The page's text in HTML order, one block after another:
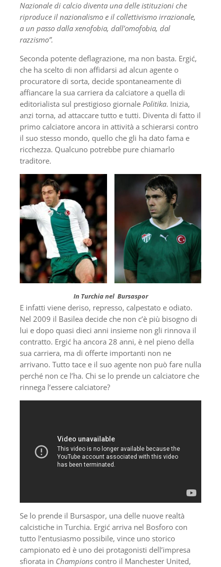
Nazionale di calcio diventa una delle istituzioni che
riproduce il nazionalismo e il collettivismo irrazionale,
a un passo dalla xenofobia, dall’omofobia, dal
razzismo”.
Seconda potente deflagrazione, ma non basta. Ergić,
che ha scelto di non affidarsi ad alcun agente o
procuratore di sorta, decide spontaneamente di
affiancare la sua carriera da calciatore a quella di
editorialista sul prestigioso giornale Politika. Inizia,
anzi torna, ad attaccare tutto e tutti. Diventa di fatto il
primo calciatore ancora in attività a schierarsi contro
il suo stesso mondo, quello che gli ha dato fama e
ricchezza. Qualcuno potrebbe pure chiamarlo
traditore.
In Turchia nel Bursaspor
E infatti viene deriso, represso, calpestato e odiato.
Nel 2009 il Basilea decide che non c’è più bisogno di
lui e dopo quasi dieci anni insieme non gli rinnova il
contratto. Ergić ha ancora 28 anni, è nel pieno della
sua carriera, ma di offerte importanti non ne
arrivano. Tutto tace e il suo agente non può fare nulla
perché non ce l’ha. Chi se lo prende un calciatore che
rinnega l’essere calciatore?
Se lo prende il Bursaspor, una delle nuove realtà
calcistiche in Turchia. Ergić arriva nel Bosforo con
tutto l’entusiasmo possibile, vince uno storico
campionato ed è uno dei protagonisti dell’impresa
sfiorata in Champions contro il Manchester United,